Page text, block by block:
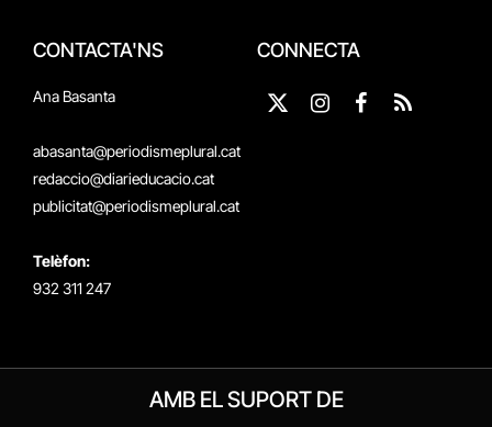
CONTACTA'NS
Ana Basanta
abasanta@periodismeplural.cat
redaccio@diarieducacio.cat
publicitat@periodismeplural.cat
Telèfon:
932 311 247
CONNECTA
X
InstagramFacebook
RSS
AMB EL SUPORT DE